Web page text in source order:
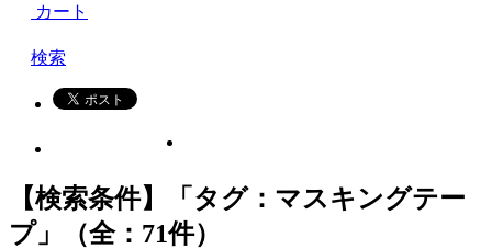
カート
検索
【検索条件】「タグ：マスキングテー
プ」（全：71件）